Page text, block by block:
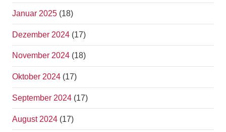
Januar 2025 (18)
Dezember 2024 (17)
November 2024 (18)
Oktober 2024 (17)
September 2024 (17)
August 2024 (17)